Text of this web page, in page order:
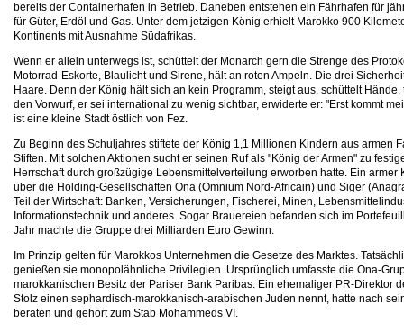
bereits der Containerhafen in Betrieb. Daneben entstehen ein Fährhafen für
für Güter, Erdöl und Gas. Unter dem jetzigen König erhielt Marokko 900
Kontinents mit Ausnahme Südafrikas.
Wenn er allein unterwegs ist, schüttelt der Monarch gern die Strenge des
Motorrad-Eskorte, Blaulicht und Sirene, hält an roten Ampeln. Die drei
Haare. Denn der König hält sich an kein Programm, steigt aus, schüttelt
den Vorwurf, er sei international zu wenig sichtbar, erwiderte er: "Erst kommt
ist eine kleine Stadt östlich von Fez.
Zu Beginn des Schuljahres stiftete der König 1,1 Millionen Kindern aus armen
Stiften. Mit solchen Aktionen sucht er seinen Ruf als "König der Armen" zu
Herrschaft durch großzügige Lebensmittelverteilung erworben hatte. Ein
über die Holding-Gesellschaften Ona (Omnium Nord-Africain) und Siger
Teil der Wirtschaft: Banken, Versicherungen, Fischerei, Minen,
Informationstechnik und anderes. Sogar Brauereien befanden sich im
Jahr machte die Gruppe drei Milliarden Euro Gewinn.
Im Prinzip gelten für Marokkos Unternehmen die Gesetze des Marktes.
genießen sie monopolähnliche Privilegien. Ursprünglich umfasste die Ona-
marokkanischen Besitz der Pariser Bank Paribas. Ein ehemaliger PR-Direktor
Stolz einen sephardisch-marokkanisch-arabischen Juden nennt, hatte nach
beraten und gehört zum Stab Mohammeds VI.